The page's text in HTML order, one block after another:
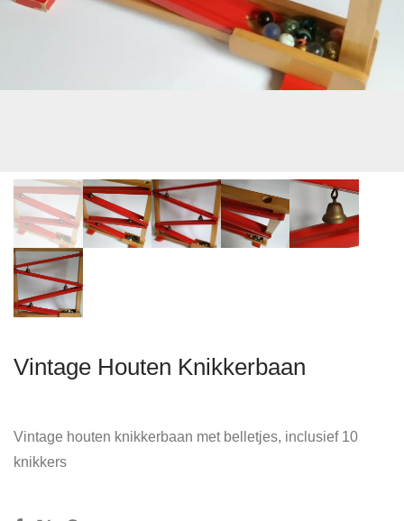
Vintage Houten Knikkerbaan
Vintage houten knikkerbaan met belletjes, inclusief 10
knikkers